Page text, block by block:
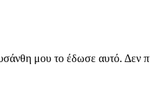
μου το έδωσε αυτό. Δεν